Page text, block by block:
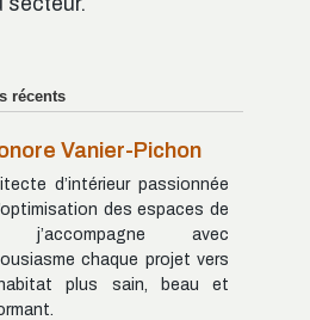
récents
Vanier-Pichon
d’intérieur passionnée
des espaces de
j’accompagne avec
chaque projet vers
plus sain, beau et